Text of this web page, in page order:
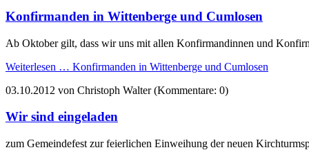
Konfirmanden in Wittenberge und Cumlosen
Ab Oktober gilt, dass wir uns mit allen Konfirmandinnen und
Weiterlesen … Konfirmanden in Wittenberge und Cumlosen
03.10.2012 von Christoph Walter (Kommentare: 0)
Wir sind eingeladen
zum Gemeindefest zur feierlichen Einweihung der neuen